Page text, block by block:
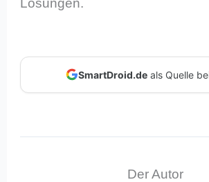
Lösungen.
SmartDroid.deals Quelle
Der Autor